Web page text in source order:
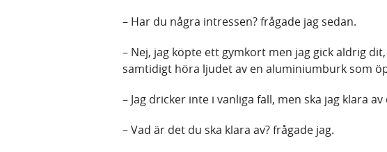
– Har du några intressen? frågade jag sedan.
– Nej, jag köpte ett gymkort men jag gick aldrig
samtidigt höra ljudet av en aluminiumburk som
– Jag dricker inte i vanliga fall, men ska jag klara
– Vad är det du ska klara av? frågade jag.